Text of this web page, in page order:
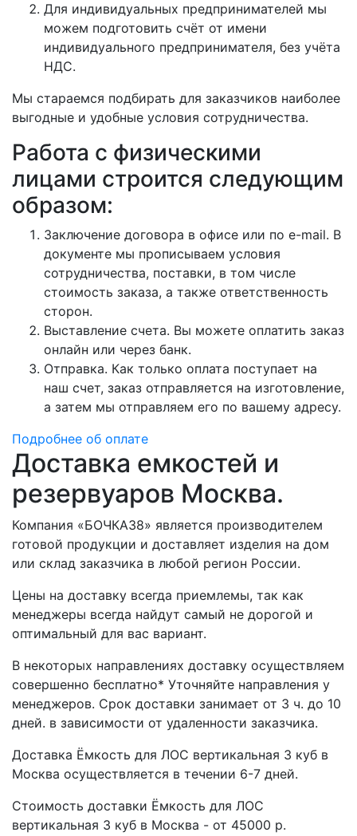
Для индивидуальных предпринимателей мы
можем подготовить счёт от имени
индивидуального предпринимателя, без учёта
НДС.
Мы стараемся подбирать для заказчиков наиболее
выгодные и удобные условия сотрудничества.
Работа с физическими
лицами строится следующим
образом:
Заключение договора в офисе или по e-mail. В
документе мы прописываем условия
сотрудничества, поставки, в том числе
стоимость заказа, а также ответственность
сторон.
Выставление счета. Вы можете оплатить заказ
онлайн или через банк.
Отправка. Как только оплата поступает на
наш счет, заказ отправляется на изготовление,
а затем мы отправляем его по вашему адресу.
Подробнее об оплате
Доставка емкостей и
резервуаров Москва.
Компания «БОЧКА38» является производителем
готовой продукции и доставляет изделия на дом
или склад заказчика в любой регион России.
Цены на доставку всегда приемлемы, так как
менеджеры всегда найдут самый не дорогой и
оптимальный для вас вариант.
В некоторых направлениях доставку осуществляем
совершенно бесплатно* Уточняйте направления у
менеджеров. Срок доставки занимает от 3 ч. до 10
дней. в зависимости от удаленности заказчика.
Доставка Ёмкость для ЛОС вертикальная 3 куб в
Москва осуществляется в течении 6-7 дней.
Стоимость доставки Ёмкость для ЛОС
вертикальная 3 куб в Москва - от 45000 р.